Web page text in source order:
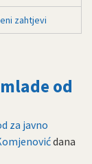
zahtjevi
od
za javno
dana